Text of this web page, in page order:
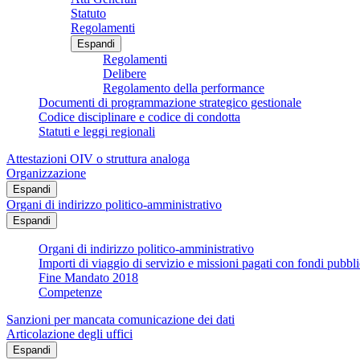
Statuto
Regolamenti
Espandi
Regolamenti
Delibere
Regolamento della performance
Documenti di programmazione strategico gestionale
Codice disciplinare e codice di condotta
Statuti e leggi regionali
Attestazioni OIV o struttura analoga
Organizzazione
Espandi
Organi di indirizzo politico-amministrativo
Espandi
Organi di indirizzo politico-amministrativo
Importi di viaggio di servizio e missioni pagati con fondi
Fine Mandato 2018
Competenze
Sanzioni per mancata comunicazione dei dati
Articolazione degli uffici
Espandi